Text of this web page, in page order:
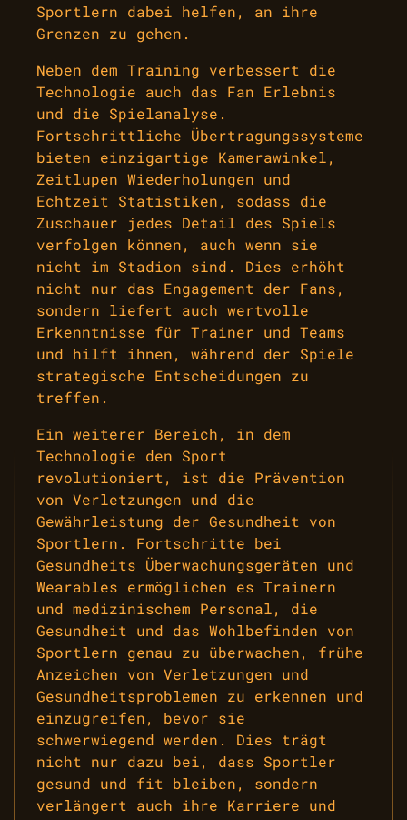
Sportlern dabei helfen, an ihre
Grenzen zu gehen.
Neben dem Training verbessert die
Technologie auch das Fan Erlebnis
und die Spielanalyse.
Fortschrittliche Übertragungssysteme
bieten einzigartige Kamerawinkel,
Zeitlupen Wiederholungen und
Echtzeit Statistiken, sodass die
Zuschauer jedes Detail des Spiels
verfolgen können, auch wenn sie
nicht im Stadion sind. Dies erhöht
nicht nur das Engagement der Fans,
sondern liefert auch wertvolle
Erkenntnisse für Trainer und Teams
und hilft ihnen, während der Spiele
strategische Entscheidungen zu
treffen.
Ein weiterer Bereich, in dem
Technologie den Sport
revolutioniert, ist die Prävention
von Verletzungen und die
Gewährleistung der Gesundheit von
Sportlern. Fortschritte bei
Gesundheits Überwachungsgeräten und
Wearables ermöglichen es Trainern
und medizinischem Personal, die
Gesundheit und das Wohlbefinden von
Sportlern genau zu überwachen, frühe
Anzeichen von Verletzungen und
Gesundheitsproblemen zu erkennen und
einzugreifen, bevor sie
schwerwiegend werden. Dies trägt
nicht nur dazu bei, dass Sportler
gesund und fit bleiben, sondern
verlängert auch ihre Karriere und